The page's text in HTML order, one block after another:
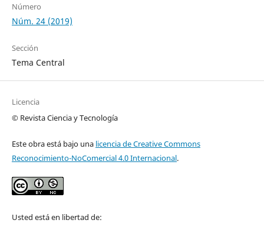
Número
Núm. 24 (2019)
Sección
Tema Central
Licencia
© Revista Ciencia y Tecnología
Este obra está bajo una licencia de Creative Commons
Reconocimiento-NoComercial 4.0 Internacional.
Usted está en libertad de: